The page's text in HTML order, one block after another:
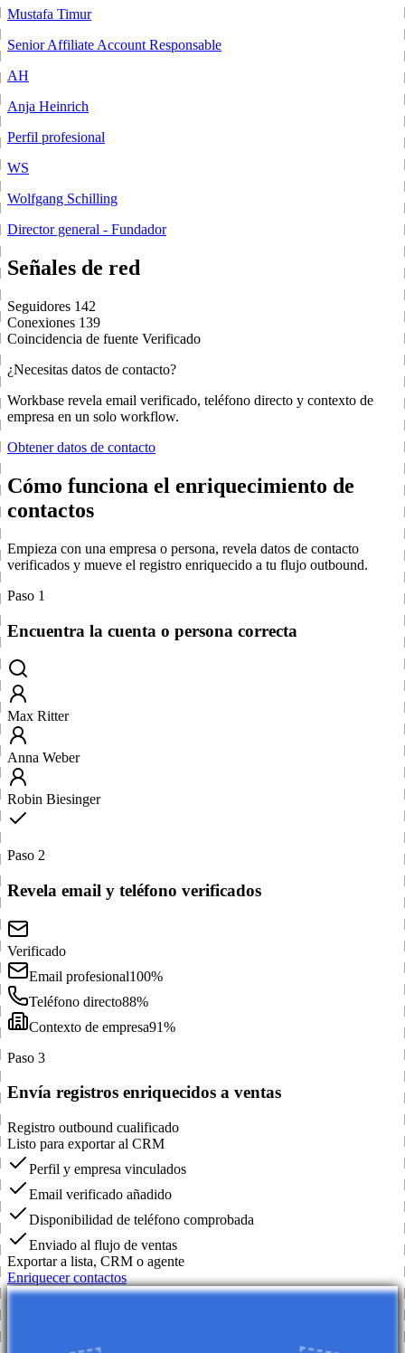
Mustafa Timur
Senior Affiliate Account Responsable
AH
Anja Heinrich
Perfil profesional
WS
Wolfgang Schilling
Director general - Fundador
Señales de red
Seguidores 142
Conexiones 139
Coincidencia de fuente Verificado
¿Necesitas datos de contacto?
Workbase revela email verificado, teléfono directo y contexto de
empresa en un solo workflow.
Obtener datos de contacto
Cómo funciona el enriquecimiento de
contactos
Empieza con una empresa o persona, revela datos de contacto
verificados y mueve el registro enriquecido a tu flujo outbound.
Paso 1
Encuentra la cuenta o persona correcta
Max Ritter
Anna Weber
Robin Biesinger
Paso 2
Revela email y teléfono verificados
Verificado
Email profesional100%
Teléfono directo88%
Contexto de empresa91%
Paso 3
Envía registros enriquecidos a ventas
Registro outbound cualificado
Listo para exportar al CRM
Perfil y empresa vinculados
Email verificado añadido
Disponibilidad de teléfono comprobada
Enviado al flujo de ventas
Exportar a lista, CRM o agente
Enriquecer contactos